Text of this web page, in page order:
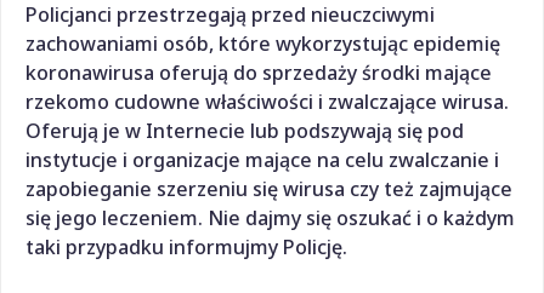
Policjanci przestrzegają przed nieuczciwymi
zachowaniami osób, które wykorzystując epidemię
koronawirusa oferują do sprzedaży środki mające
rzekomo cudowne właściwości i zwalczające wirusa.
Oferują je w Internecie lub podszywają się pod
instytucje i organizacje mające na celu zwalczanie i
zapobieganie szerzeniu się wirusa czy też zajmujące
się jego leczeniem. Nie dajmy się oszukać i o każdym
taki przypadku informujmy Policję.